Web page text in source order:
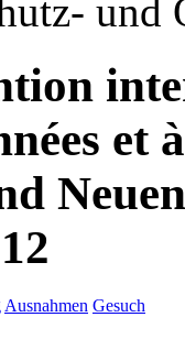
und
et
Ausnahmen Gesuch